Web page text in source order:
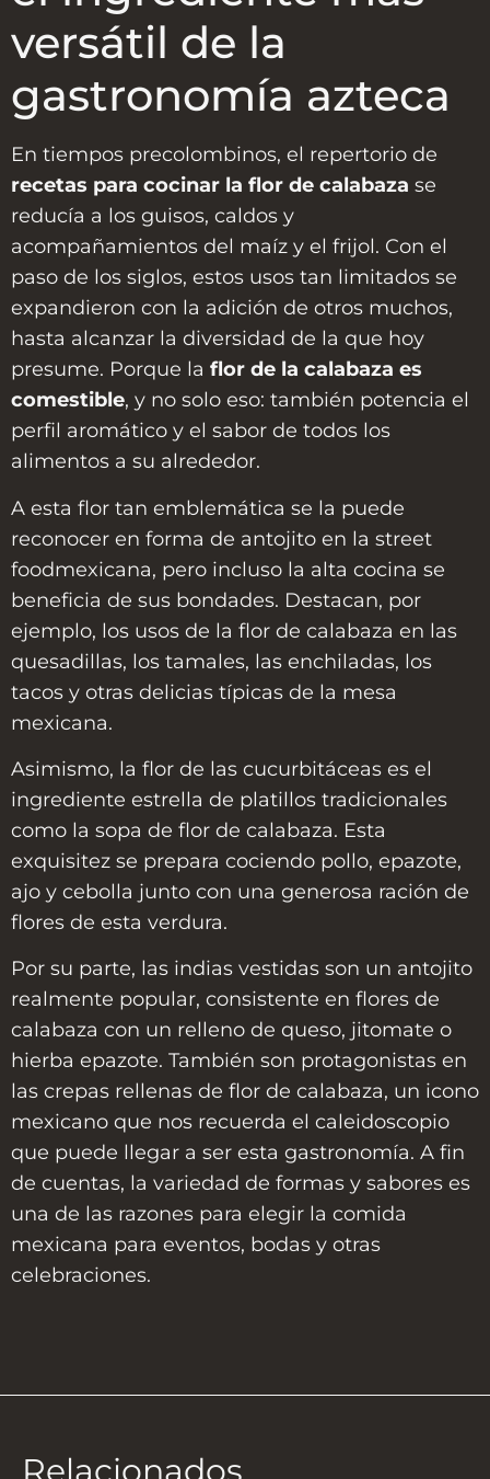
versátil de la
gastronomía azteca
En tiempos precolombinos, el repertorio de
recetas para cocinar la flor de calabaza se
reducía a los guisos, caldos y
acompañamientos del maíz y el frijol. Con el
paso de los siglos, estos usos tan limitados se
expandieron con la adición de otros muchos,
hasta alcanzar la diversidad de la que hoy
presume. Porque la flor de la calabaza es
comestible, y no solo eso: también potencia el
perfil aromático y el sabor de todos los
alimentos a su alrededor.
A esta flor tan emblemática se la puede
reconocer en forma de antojito en la street
foodmexicana, pero incluso la alta cocina se
beneficia de sus bondades. Destacan, por
ejemplo, los usos de la flor de calabaza en las
quesadillas, los tamales, las enchiladas, los
tacos y otras delicias típicas de la mesa
mexicana.
Asimismo, la flor de las cucurbitáceas es el
ingrediente estrella de platillos tradicionales
como la sopa de flor de calabaza. Esta
exquisitez se prepara cociendo pollo, epazote,
ajo y cebolla junto con una generosa ración de
flores de esta verdura.
Por su parte, las indias vestidas son un antojito
realmente popular, consistente en flores de
calabaza con un relleno de queso, jitomate o
hierba epazote. También son protagonistas en
las crepas rellenas de flor de calabaza, un icono
mexicano que nos recuerda el caleidoscopio
que puede llegar a ser esta gastronomía. A fin
de cuentas, la variedad de formas y sabores es
una de las razones para elegir la comida
mexicana para eventos, bodas y otras
celebraciones.
Relacionados